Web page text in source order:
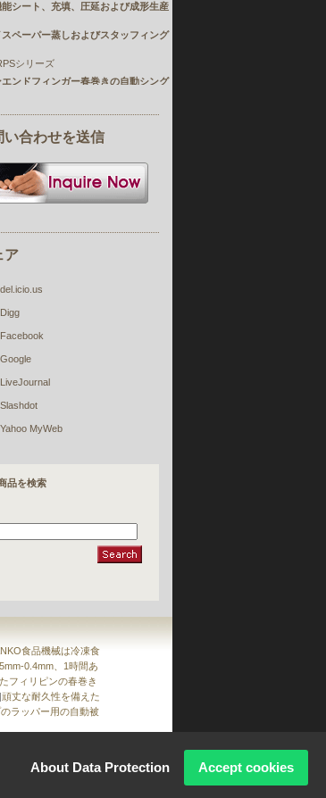
能シート、充填、圧延および成形生産
スペーパー蒸しおよびスタッフィング
シリーズ
エンドフィンガー春巻きの自動シング
きとサモサペストリーシートマシン
シリーズ
ール生産ライン
24
機
シリーズ
SA-113
シリーズ
ンのスライサー
800
480
拌フライヤー
填および成形機
700XL
ベア
ーグル生産ライン
3000
子、餃子ラッパー、ペッキングダック
シリーズ
24
イプ自動被覆および成形機
97SS
97W + STA-360
い合わせを送信
ア
del.icio.us
Digg
Facebook
Google
LiveJournal
Slashdot
Yahoo MyWeb
品を検索
食品機械は冷凍食
0.4mm、1時間あ
フィリピンの春巻き
頑丈な耐久性を備えた
ラッパー用の自動被
About Data Protection Accept cookies